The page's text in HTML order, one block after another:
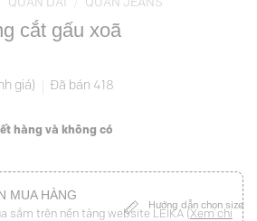
QUẦN DÀI QUẦN JEANS
cắt gấu xoã
giá) Đã bán 418
Hướng dẫn chọn size
hàng và không có
MUA HÀNG
sắm trên nền tảng website LEIKA (Xem chi